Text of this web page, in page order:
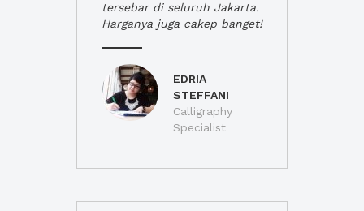
tersebar di seluruh Jakarta.
Harganya juga cakep banget!
EDRIA
STEFFANI
Calligraphy
Specialist